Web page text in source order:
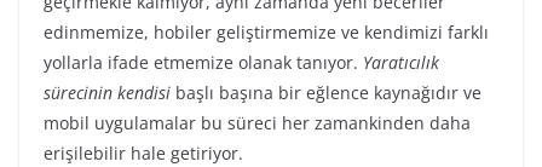
edinmemize, hobiler geliştirmemize ve kendimizi farklı
yollarla ifade etmemize olanak tanıyor. Yaratıcılık
sürecinin kendisi başlı başına bir eğlence kaynağıdır ve
mobil uygulamalar bu süreci her zamankinden daha
erişilebilir hale getiriyor.